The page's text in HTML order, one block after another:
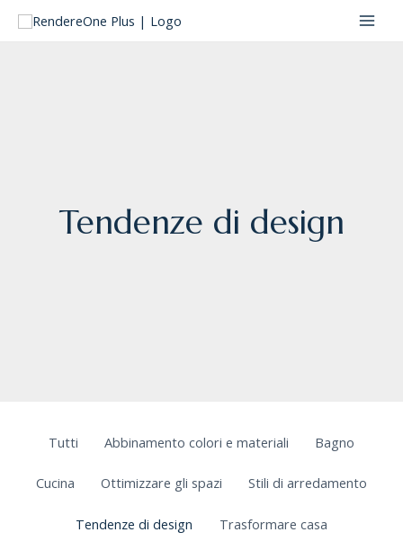
Tendenze di design
Tutti Abbinamento colori e materiali Bagno
Cucina Ottimizzare gli spazi Stili di arredamento
Tendenze di design Trasformare casa